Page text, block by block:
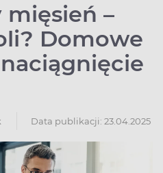
–
Domowe
Data publikacji: 23.04.2025